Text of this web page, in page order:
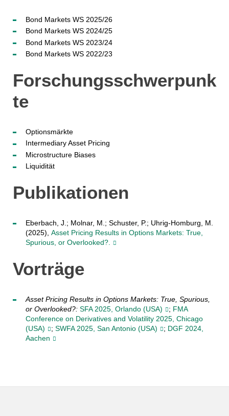
Bond Markets WS 2025/26
Bond Markets WS 2024/25
Bond Markets WS 2023/24
Bond Markets WS 2022/23
Forschungsschwerpunk
te
Optionsmärkte
Intermediary Asset Pricing
Microstructure Biases
Liquidität
Publikationen
Eberbach, J.; Molnar, M.; Schuster, P.; Uhrig-Homburg, M.
(2025), Asset Pricing Results in Options Markets: True,
Spurious, or Overlooked?.
Vorträge
Asset Pricing Results in Options Markets: True, Spurious,
or Overlooked?: SFA 2025, Orlando (USA) ; FMA
Conference on Derivatives and Volatility 2025, Chicago
(USA)
; SWFA 2025, San Antonio (USA) ; DGF 2024,
Aachen